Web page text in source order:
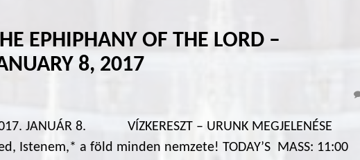
EPHIPHANY OF THE LORD –
8, 2017
JANUÁR 8. VÍZKERESZT – URUNK MEGJELENÉSE
Istenem,* a föld minden nemzete! TODAY’S MASS: 11:00